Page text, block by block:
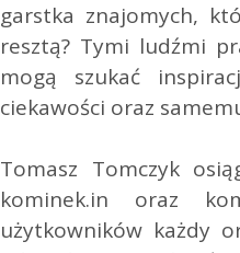
garstka znajomych,
resztą? Tymi ludźmi
mogą szukać
ciekawości oraz
Tomasz Tomczyk
kominek.in oraz
użytkowników każdy